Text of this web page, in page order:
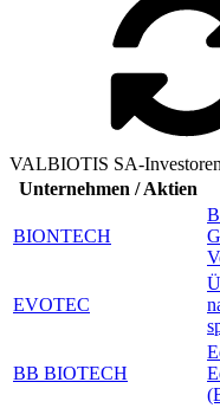
VALBIOTIS SA-Investoren
Unternehmen / Aktien
BIONTECH
EVOTEC
BB BIOTECH